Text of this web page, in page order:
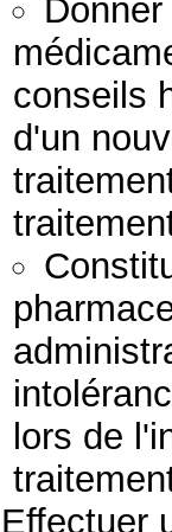
conseils
d'un
lors de
Effectuer